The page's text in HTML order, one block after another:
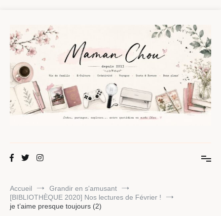
contenu
Maman Chou
Accueil
Grandir en s'amusant
[BIBLIOTHÈQUE 2020] Nos lectures de Février !
je t’aime presque toujours (2)